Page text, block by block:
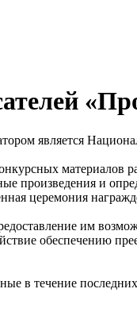
является
материалов
произведения и
церемония
им
обеспечению
в течение